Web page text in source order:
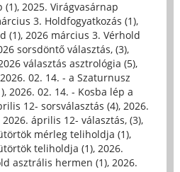
(1), 2025. Virágvasárnap
3. Holdfogyatkozás (1),
(1), 2026 március 3. Vérhold
sorsdöntő választás, (3),
választás asztrológia (5),
2026. 02. 14. - a Szaturnusz
, 2026. 02. 14. - Kosba lép a
12- sorsválasztás (4), 2026.
2026. április 12- választás, (3),
mérleg teliholdja (1),
teliholdja (1), 2026.
asztrális hermen (1), 2026.